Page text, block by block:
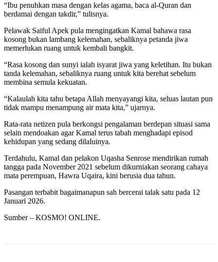
“Ibu penuhkan masa dengan kelas agama, baca al-Quran dan
berdamai dengan takdir,” tulisnya.
Pelawak Saiful Apek pula mengingatkan Kamal bahawa rasa
kosong bukan lambang kelemahan, sebaliknya petanda jiwa
memerlukan ruang untuk kembali bangkit.
“Rasa kosong dan sunyi ialah isyarat jiwa yang keletihan. Itu bukan
tanda kelemahan, sebaliknya ruang untuk kita berehat sebelum
membina semula kekuatan.
“Kalaulah kita tahu betapa Allah menyayangi kita, seluas lautan pun
tidak mampu menampung air mata kita,” ujarnya.
Rata-rata netizen pula berkongsi pengalaman berdepan situasi sama
selain mendoakan agar Kamal terus tabah menghadapi episod
kehidupan yang sedang dilaluinya.
Terdahulu, Kamal dan pelakon Uqasha Senrose mendirikan rumah
tangga pada November 2021 sebelum dikurniakan seorang cahaya
mata perempuan, Hawra Uqaira, kini berusia dua tahun.
Pasangan terbabit bagaimanapun sah bercerai talak satu pada 12
Januari 2026.
Sumber – KOSMO! ONLINE.